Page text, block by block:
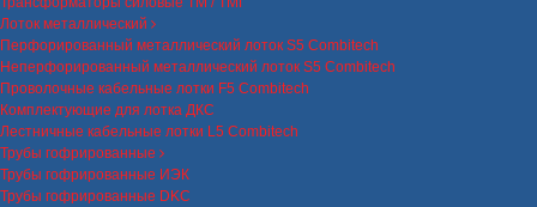
Лоток металлический
Перфорированный металлический лоток S5 Combitech
Неперфорированный металлический лоток S5 Combitech
Проволочные кабельные лотки F5 Combitech
Комплектующие для лотка ДКС
Лестничные кабельные лотки L5 Combitech
Трубы гофрированные
Трубы гофрированные ИЭК
Трубы гофрированные DKC